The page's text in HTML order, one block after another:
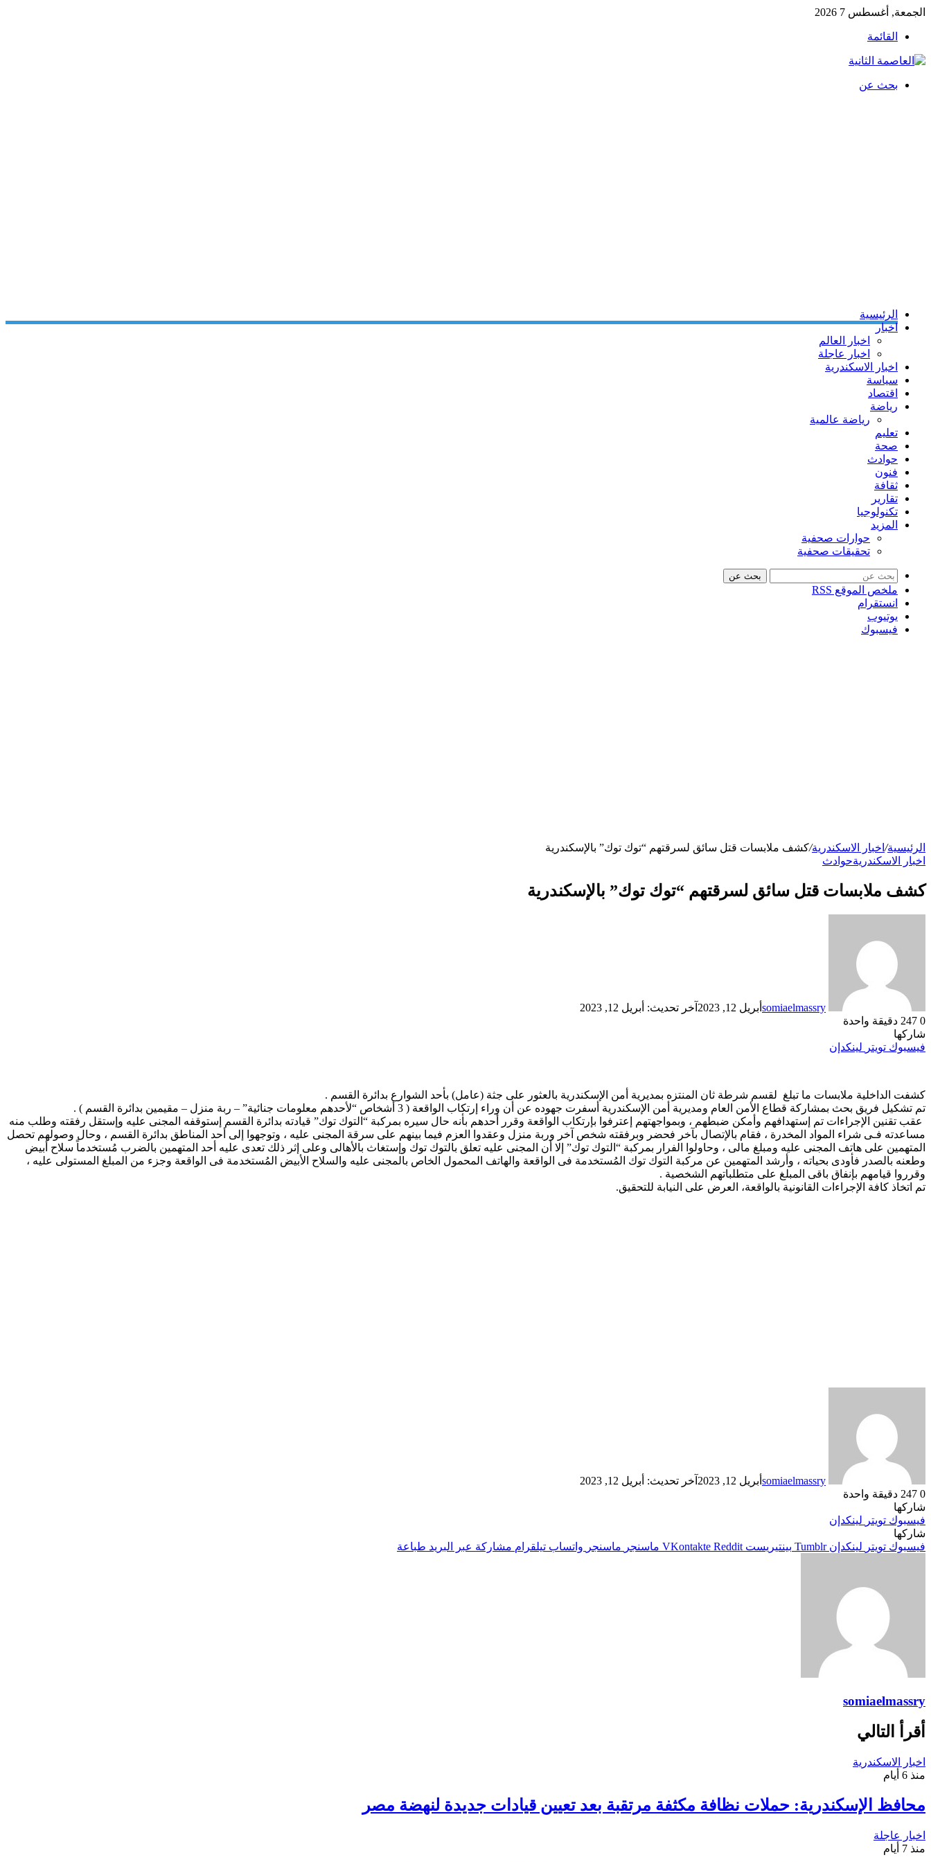
الجمعة, أغسطس 7 2026
القائمة
بحث عن
الرئيسية
اخبار
اخبار العالم
اخبار عاجلة
اخبار الاسكندرية
سياسة
اقتصاد
رياضة
رياضة عالمية
تعليم
صحة
حوادث
فنون
ثقافة
تقارير
تكنولوجيا
المزيد
حوارات صحفية
تحقيقات صحفية
بحث عن
ملخص الموقع RSS
انستقرام
يوتيوب
فيسبوك
الرئيسية/ اخبار الاسكندرية/كشف ملابسات قتل سائق لسرقتهم “توك توك” بالإسكندرية
اخبار الاسكندريةحوادث
كشف ملابسات قتل سائق لسرقتهم “توك توك” بالإسكندرية
somiaelmassry أبريل 12, 2023
آخر تحديث: أبريل 12, 2023
0
دقيقة واحدة
شاركها
فيسبوك تويتر لينكدإن
كشفت الداخلية ملابسات ما تبلغ لقسم شرطة ثان المنتزه بمديرية أمن الإسكندرية بالعثور على جثة (عامل) بأحد الشوارع بدائرة القسم .
تم تشكيل فريق بحث بمشاركة قطاع الأمن العام ومديرية أمن الإسكندرية أسفرت جهوده عن أن وراء إرتكاب الواقعة ( 3 أشخاص “لأحدهم معلومات جنائية” – ربة منزل – مقيمين بدائرة القسم ) .
عقب تقنين الإجراءات تم إستهدافهم وأمكن ضبطهم ، وبمواجهتهم إعترفوا بإرتكاب الواقعة وقرر أحدهم بأنه حال سيره بمركبة “التوك توك” قيادته بدائرة القسم إستوقفه المجنى عليه وإستقل رفقته وطلب منه
مساعدته فـى شراء المواد المخدرة ، فقام بالإتصال بآخر فحضر وبرفقته شخص آخر وربة منزل وعقدوا العزم فيما بينهم على سرقة المجنى عليه ، وتوجهوا إلى أحد المناطق بدائرة القسم ، وحال وصولهم تحصل
المتهمين على هاتف المجنى عليه ومبلغ مالى ، وحاولوا الفرار بمركبة “التوك توك” إلا أن المجنى عليه تعلق بالتوك توك وإستغاث بالأهالى وعلى إثر ذلك تعدى عليه أحد المتهمين بالضرب مُستخدماً سلاح أبيض
وطعنه بالصدر فأودى بحياته ، وأرشد المتهمين عن مركبة التوك توك المُستخدمة فى الواقعة والهاتف المحمول الخاص بالمجنى عليه والسلاح الأبيض المُستخدمة فى الواقعة وجزء من المبلغ المستولى عليه ،
وقرروا قيامهم بإنفاق باقى المبلغ على متطلباتهم الشخصية .
تم اتخاذ كافة الإجراءات القانونية بالواقعة، العرض على النيابة للتحقيق.
somiaelmassry أبريل 12, 2023
آخر تحديث: أبريل 12, 2023
0
دقيقة واحدة
شاركها
فيسبوك تويتر لينكدإن
شاركها
فيسبوك تويتر لينكدإن بينتيريست ماسنجر ماسنجر واتساب تيلقرام مشاركة عبر البريد طباعة
somiaelmassry
أقرأ التالي
اخبار الاسكندرية
منذ 6 أيام
محافظ الإسكندرية: حملات نظافة مكثفة مرتقبة بعد تعيين قيادات جديدة لنهضة مصر
اخبار عاجلة
منذ 7 أيام